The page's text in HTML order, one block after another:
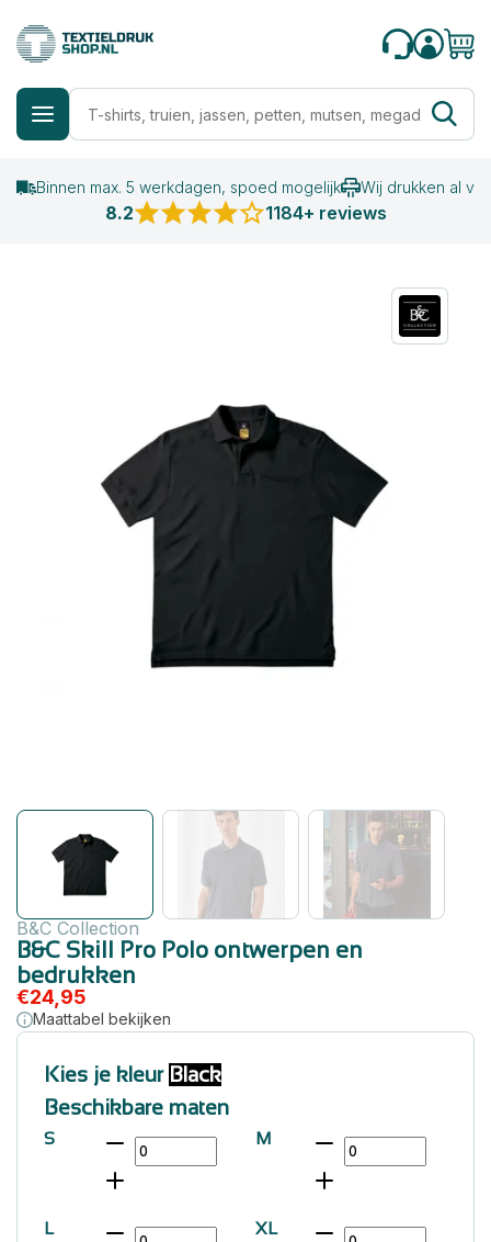
Binnen max. 5 werkdagen, spoed mogelijk Wij drukken al
8.2 1184+ reviews
B&C Collection
B&C Skill Pro Polo ontwerpen en
bedrukken
€24,95
Maattabel bekijken
Kies je kleur Black
Beschikbare maten
S M
L XL